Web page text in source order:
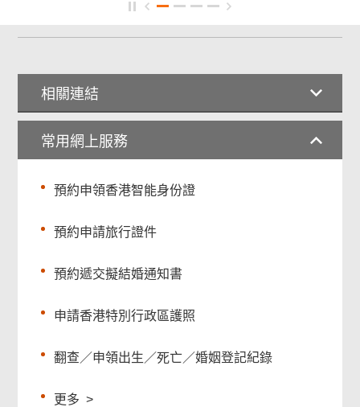
相關連結
常用網上服務
預約申領香港智能身份證
預約申請旅行證件
預約遞交擬結婚通知書
申請香港特別行政區護照
翻查／申領出生／死亡／婚姻登記紀錄
更多 >